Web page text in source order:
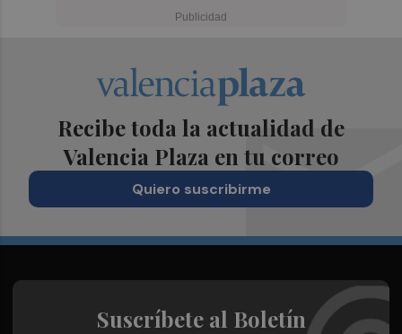
Recibe toda la actualidad de
Valencia Plaza en tu correo
Quiero suscribirme
Suscríbete al Boletín